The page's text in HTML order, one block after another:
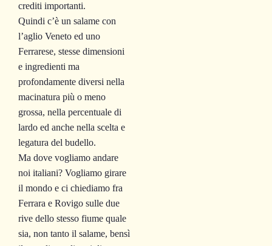
crediti importanti.
Quindi c’è un salame con
l’aglio Veneto ed uno
Ferrarese, stesse dimensioni
e ingredienti ma
profondamente diversi nella
macinatura più o meno
grossa, nella percentuale di
lardo ed anche nella scelta e
legatura del budello.
Ma dove vogliamo andare
noi italiani? Vogliamo girare
il mondo e ci chiediamo fra
Ferrara e Rovigo sulle due
rive dello stesso fiume quale
sia, non tanto il salame, bensì